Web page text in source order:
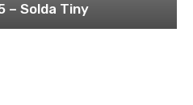
– Solda Tiny